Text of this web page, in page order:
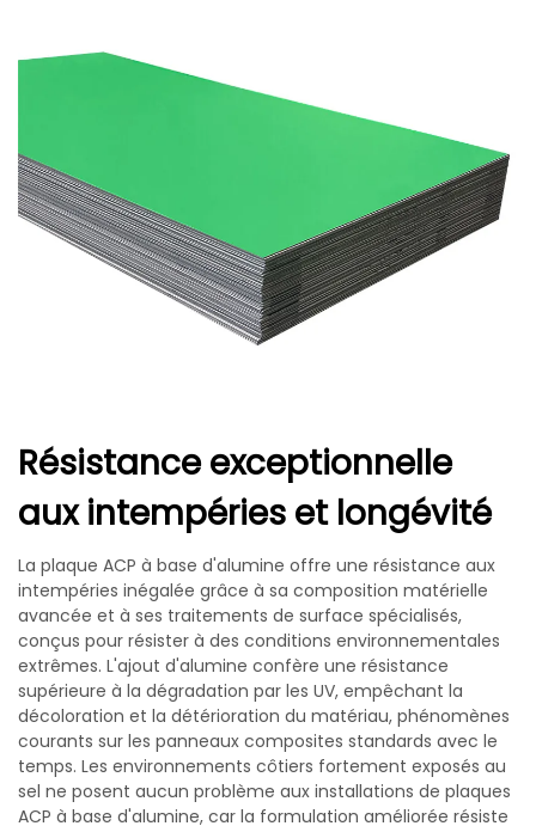
Résistance exceptionnelle
aux intempéries et longévité
La plaque ACP à base d'alumine offre une résistance aux
intempéries inégalée grâce à sa composition matérielle
avancée et à ses traitements de surface spécialisés,
conçus pour résister à des conditions environnementales
extrêmes. L'ajout d'alumine confère une résistance
supérieure à la dégradation par les UV, empêchant la
décoloration et la détérioration du matériau, phénomènes
courants sur les panneaux composites standards avec le
temps. Les environnements côtiers fortement exposés au
sel ne posent aucun problème aux installations de plaques
ACP à base d'alumine, car la formulation améliorée résiste